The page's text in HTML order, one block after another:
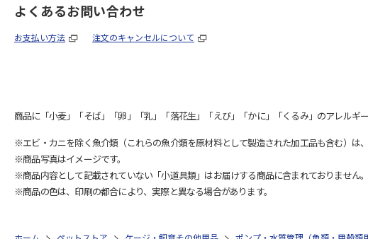
よくあるお問い合わせ
お支払い方法 注文のキャンセルについて
商品に「小麦」「そば」「卵」「乳」「落花生」「えび」「かに」「くるみ」のアレルギ
※エビ・カニを除く魚介類（これらの魚介類を原材料として製造された加工品も含む）は
※商品写真はイメージです。
※商品内容として記載されていない「小道具類」はお届けする商品に含まれておりません。
※商品の色は、印刷の都合により、実際と異なる場合があります。